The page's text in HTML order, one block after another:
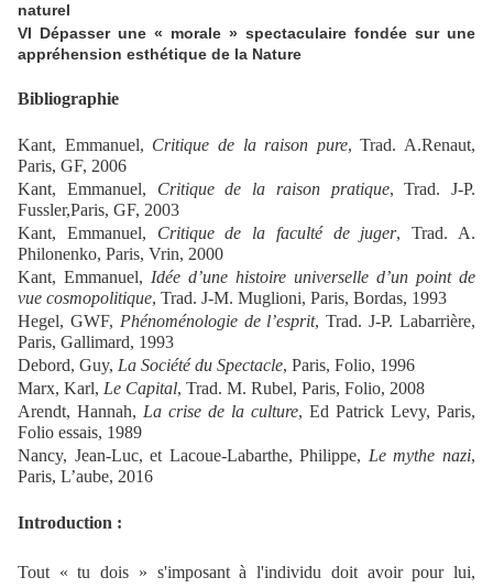
naturel
VI Dépasser une « morale » spectaculaire fondée sur une
appréhension esthétique de la Nature
Bibliographie
Kant, Emmanuel, Critique de la raison pure, Trad. A.Renaut,
Paris, GF, 2006
Kant, Emmanuel, Critique de la raison pratique, Trad. J-P.
Fussler,Paris, GF, 2003
Kant, Emmanuel, Critique de la faculté de juger, Trad. A.
Philonenko, Paris, Vrin, 2000
Kant, Emmanuel, Idée d’une histoire universelle d’un point de
vue cosmopolitique, Trad. J-M. Muglioni, Paris, Bordas, 1993
Hegel, GWF, Phénoménologie de l’esprit, Trad. J-P. Labarrière,
Paris, Gallimard, 1993
Debord, Guy, La Société du Spectacle, Paris, Folio, 1996
Marx, Karl, Le Capital, Trad. M. Rubel, Paris, Folio, 2008
Arendt, Hannah, La crise de la culture, Ed Patrick Levy, Paris,
Folio essais, 1989
Nancy, Jean-Luc, et Lacoue-Labarthe, Philippe, Le mythe nazi,
Paris, L’aube, 2016
Introduction :
Tout « tu dois » s'imposant à l'individu doit avoir pour lui,